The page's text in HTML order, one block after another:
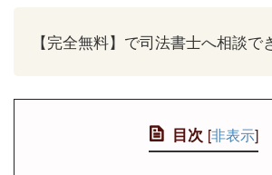
【完全無料】で司法書士へ相談で
目次 [非表示]